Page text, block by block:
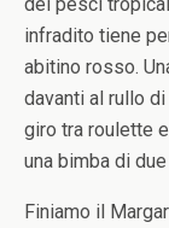
infradito tiene
abitino rosso.
davanti al rullo
giro tra roulette
una bimba di
Finiamo il